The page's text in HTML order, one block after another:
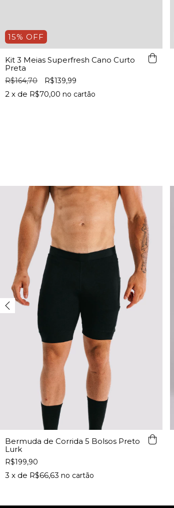
15% OFF
Kit 3 Meias Superfresh Cano Curto
Preta
R$164,70 R$139,99
2 x de R$70,00
Bermuda de Corrida 5 Bolsos Preto
Lurk
R$199,90
3 x de R$66,63